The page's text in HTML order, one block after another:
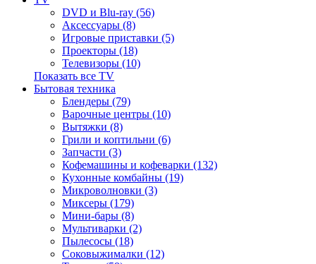
DVD и Blu-ray (56)
Аксессуары (8)
Игровые приставки (5)
Проекторы (18)
Телевизоры (10)
Показать все TV
Бытовая техника
Блендеры (79)
Варочные центры (10)
Вытяжки (8)
Грили и коптильни (6)
Запчасти (3)
Кофемашины и кофеварки (132)
Кухонные комбайны (19)
Микроволновки (3)
Миксеры (179)
Мини-бары (8)
Мультиварки (2)
Пылесосы (18)
Соковыжималки (12)